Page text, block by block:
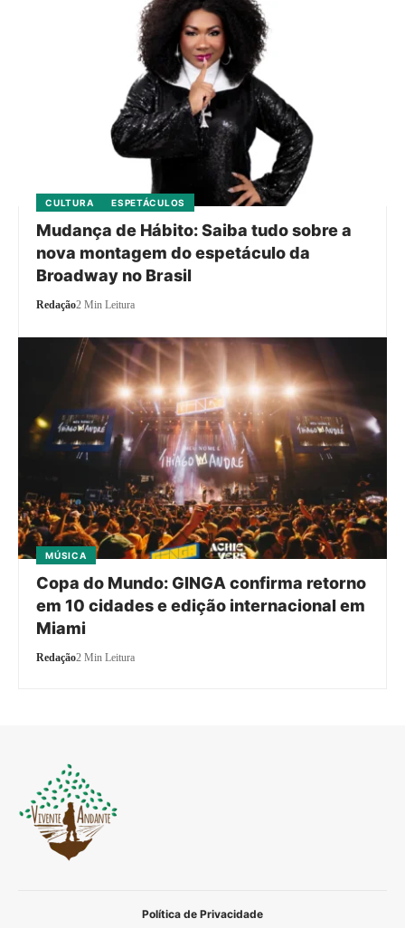
CULTURA ESPETÁCULOS
Mudança de Hábito: Saiba tudo sobre a
nova montagem do espetáculo da
Broadway no Brasil
Redação2 Min Leitura
MÚSICA
Copa do Mundo: GINGA confirma retorno
em 10 cidades e edição internacional em
Miami
Redação2 Min Leitura
Política de Privacidade